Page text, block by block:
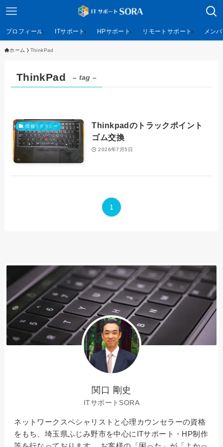
プロフィール ITサポート HPサポート リモートサポート メン
ホーム ThinkPad
ThinkPad – tag –
情報リテラシー
Thinkpadのトラックポイント
ゴム交換
2026年7月5日
1
関口 剛史
ITサポートSORA
ネットワークスペシャリストと心理カウンセラーの資格
をもち、埼玉県ふじみ野市を中心にITサポート・HP制作